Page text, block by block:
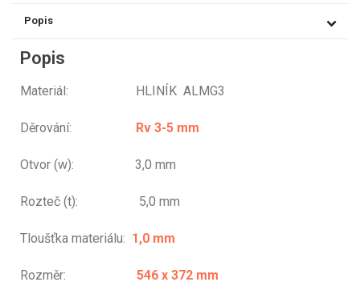
Popis
Popis
Materiál: HLINÍK ALMG3
Děrování: Rv 3-5 mm
Otvor (w): 3,0 mm
Rozteč (t): 5,0 mm
Tloušťka materiálu: 1,0 mm
Rozměr: 546 x 372 mm